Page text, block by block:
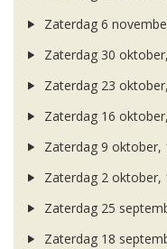
Zaterdag 6
Zaterdag 30
Zaterdag 23
Zaterdag 16
Zaterdag 9 oktober,
Zaterdag 2 oktober,
Zaterdag 25
Zaterdag 18